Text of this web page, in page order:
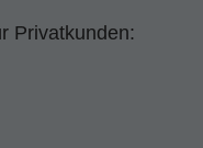
Privatkunden: